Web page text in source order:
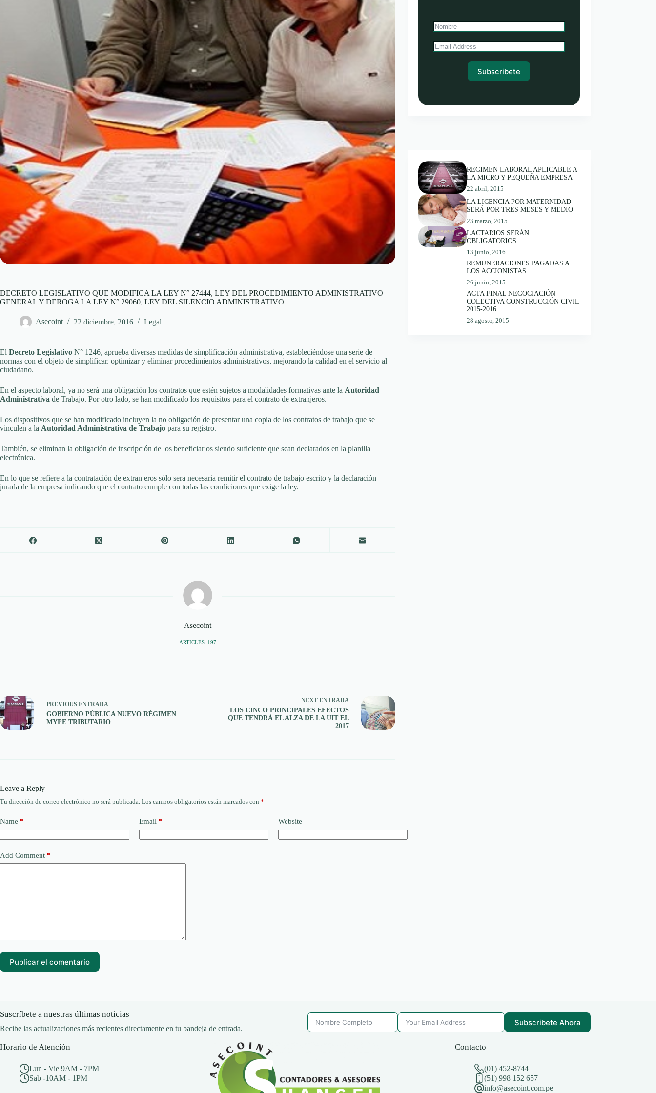
DECRETO LEGISLATIVO QUE MODIFICA LA LEY N° 27444, LEY DEL PROCEDIMIENTO ADMINISTRATIVO
GENERAL Y DEROGA LA LEY N° 29060, LEY DEL SILENCIO ADMINISTRATIVO
Asecoint 22 diciembre, 2016 Legal
El Decreto Legislativo N° 1246, aprueba diversas medidas de simplificación administrativa, estableciéndose una serie de
normas con el objeto de simplificar, optimizar y eliminar procedimientos administrativos, mejorando la calidad en el servicio al
ciudadano.
En el aspecto laboral, ya no será una obligación los contratos que estén sujetos a modalidades formativas ante la Autoridad
Administrativa de Trabajo. Por otro lado, se han modificado los requisitos para el contrato de extranjeros.
Los dispositivos que se han modificado incluyen la no obligación de presentar una copia de los contratos de trabajo que se
vinculen a la Autoridad Administrativa de Trabajo para su registro.
También, se eliminan la obligación de inscripción de los beneficiarios siendo suficiente que sean declarados en la planilla
electrónica.
En lo que se refiere a la contratación de extranjeros sólo será necesaria remitir el contrato de trabajo escrito y la declaración
jurada de la empresa indicando que el contrato cumple con todas las condiciones que exige la ley.
Asecoint
ARTICLES: 197
PREVIOUS ENTRADA
GOBIERNO PÚBLICA NUEVO RÉGIMEN
MYPE TRIBUTARIO
NEXTENTRADA
LOS CINCO PRINCIPALES EFECTOS
QUE TENDRÁ EL ALZA DE LA UIT EL
2017
Leave a Reply
Tu dirección de correo electrónico no será publicada. Los campos obligatorios están marcados con *
Name * Email * Website
Add Comment *
Publicar el comentario
Subscribete
REGIMEN LABORAL APLICABLE A
LA MICRO Y PEQUEÑA EMPRESA
22 abril, 2015
LA LICENCIA POR MATERNIDAD
SERÁ POR TRES MESES Y MEDIO
23 marzo, 2015
LACTARIOS SERÁN
OBLIGATORIOS.
13 junio, 2016
REMUNERACIONES PAGADAS A
LOS ACCIONISTAS
26 junio, 2015
ACTA FINAL NEGOCIACIÓN
COLECTIVA CONSTRUCCIÓN CIVIL
2015-2016
28 agosto, 2015
Suscríbete a nuestras últimas noticias
Recibe las actualizaciones más recientes directamente en tu bandeja de entrada.
Subscribete Ahora
Horario de Atención
Lun - Vie 9AM - 7PM
Sab -10AM - 1PM
Contacto
(01) 452-8744
(51) 998 152 657
info@asecoint.com.pe